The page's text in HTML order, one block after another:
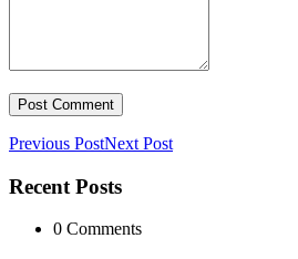
Previous PostNext Post
Recent Posts
0 Comments